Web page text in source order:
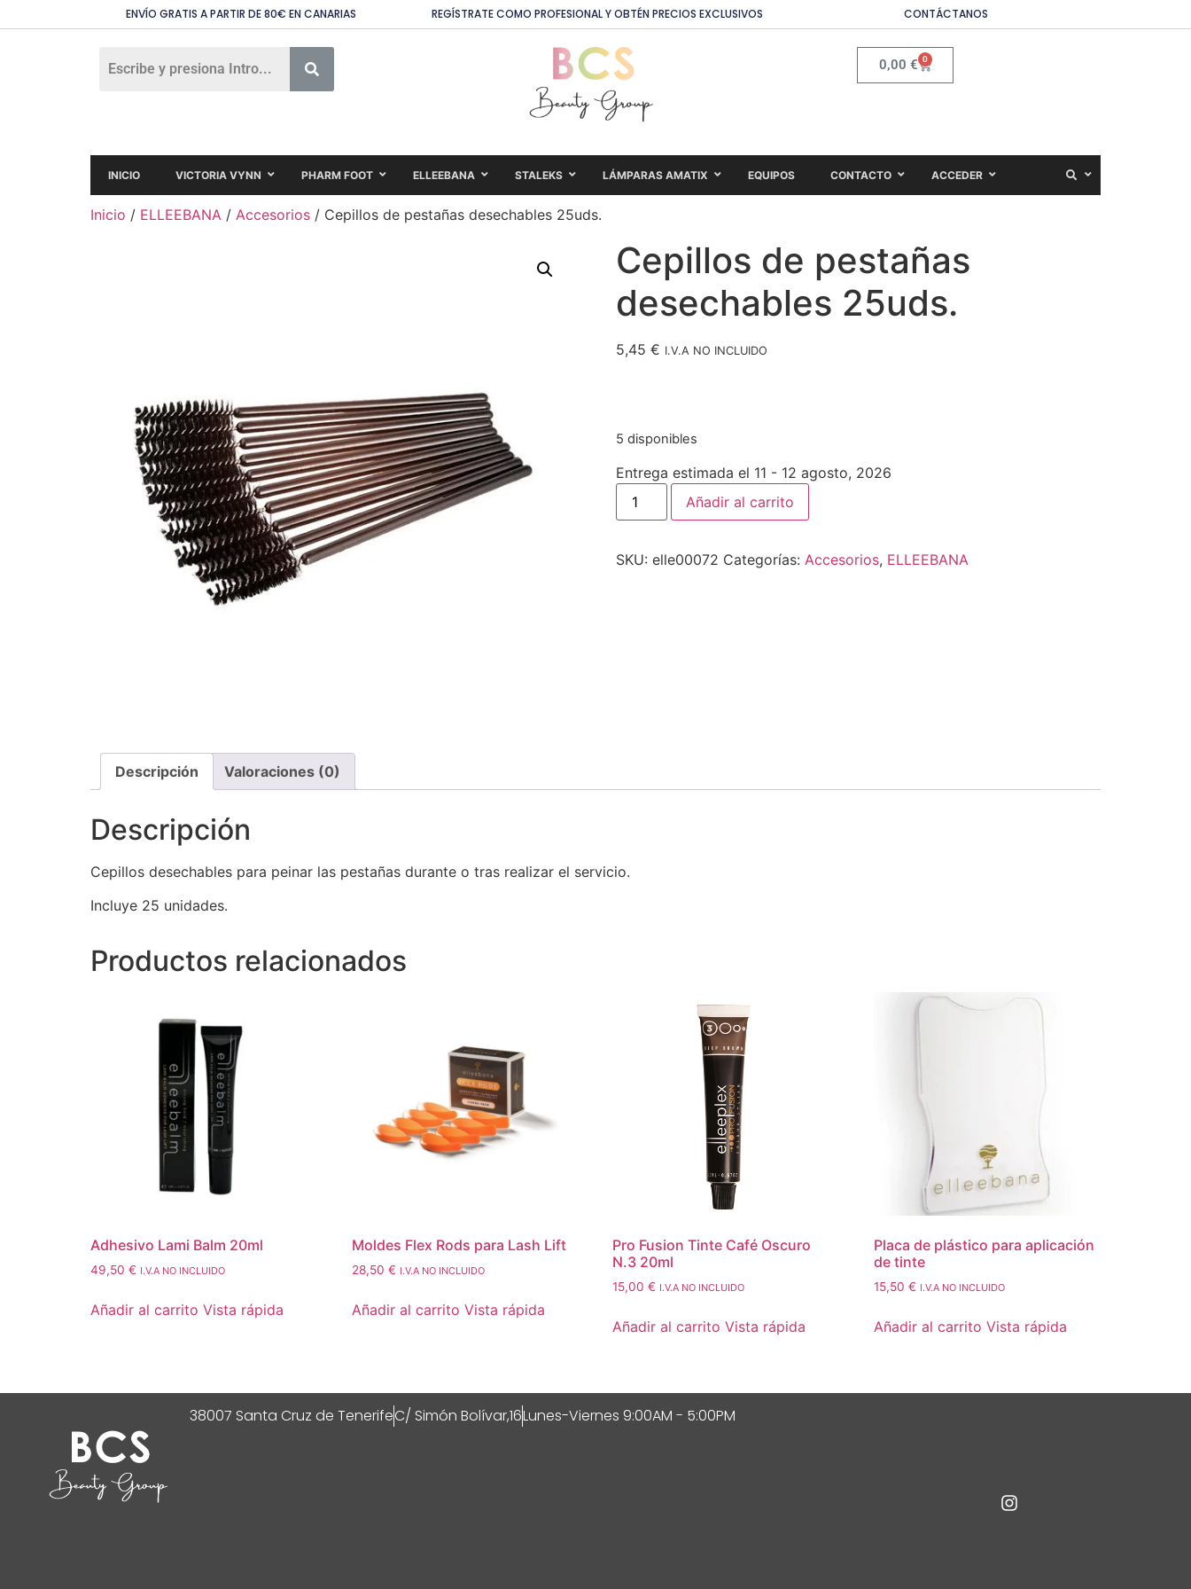
ENVÍO GRATIS A PARTIR DE 80€ EN CANARIAS REGÍSTRATE COMO PROFESIONAL Y OBTÉN PRECIOS EXCLUSIVOS CONTÁCTANOS
0,00 € 0
INICIO VICTORIA VYNN PHARM FOOT ELLEEBANA STALEKS LÁMPARAS AMATIX EQUIPOS CONTACTO ACCEDER
Inicio / ELLEEBANA / Accesorios / Cepillos de pestañas desechables 25uds.
Cepillos de pestañas
desechables 25uds.
5,45 € I.V.A NO INCLUIDO
5 disponibles
Entrega estimada el 11 - 12 agosto, 2026
Añadir al carrito
SKU: elle00072 Categorías: Accesorios, ELLEEBANA
Descripción Valoraciones (0)
Descripción
Cepillos desechables para peinar las pestañas durante o tras realizar el servicio.
Incluye 25 unidades.
Productos relacionados
Adhesivo Lami Balm 20ml
49,50 € I.V.A NO INCLUIDO
Añadir al carrito Vista rápida
Moldes Flex Rods para Lash Lift
28,50 € I.V.A NO INCLUIDO
Añadir al carrito Vista rápida
Pro Fusion Tinte Café Oscuro
N.3 20ml
15,00€ I.V.A NO INCLUIDO
Añadir al carrito Vista rápida
Placa de plástico para aplicación
de tinte
15,50€ I.V.A NO INCLUIDO
Añadir al carrito Vista rápida
38007 Santa Cruz de TenerifeC/ Simón Bolívar,16Lunes-Viernes 9:00AM - 5:00PM